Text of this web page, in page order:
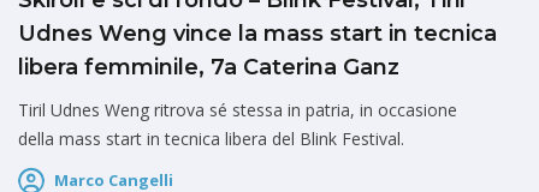
Udnes Weng vince la mass start in tecnica
libera femminile, 7a Caterina Ganz
Tiril Udnes Weng ritrova sé stessa in patria, in occasione
della mass start in tecnica libera del Blink Festival.
Marco Cangelli